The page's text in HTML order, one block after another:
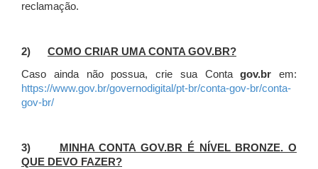
reclamação.
2) COMO CRIAR UMA CONTA GOV.BR?
Caso ainda não possua, crie sua Contagov.br em:
https://www.gov.br/governodigital/pt-br/conta-gov-br/conta-
gov-br/
3)
MINHA CONTA GOV.BR É NÍVEL BRONZE. O
QUE DEVO FAZER?